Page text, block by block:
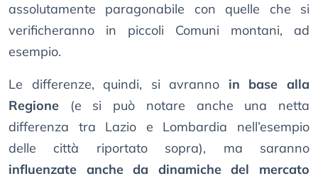
assolutamente paragonabile con quelle che si
verificheranno in piccoli Comuni montani, ad
esempio.
Le differenze, quindi, si avranno in base alla
Regione (e si può notare anche una netta
differenza tra Lazio e Lombardia nell’esempio
delle città riportato sopra), ma saranno
influenzate anche da dinamiche del mercato